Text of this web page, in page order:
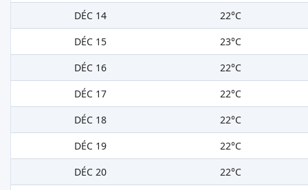
DÉC 14
22°C
DÉC 15
23°C
DÉC 16
22°C
DÉC 17
22°C
DÉC 18
22°C
DÉC 19
22°C
DÉC 20
22°C